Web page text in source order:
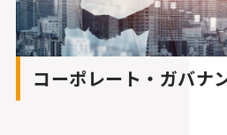
コーポレート・ガバナ